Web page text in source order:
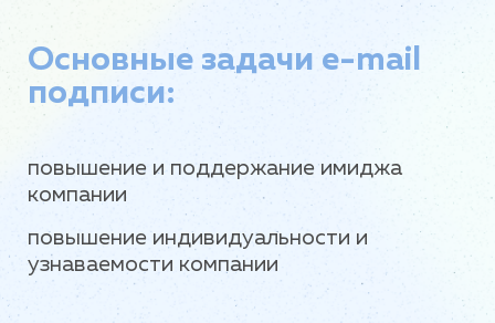
Основные задачи e-mail
подписи:
повышение и поддержание имиджа
компании
повышение индивидуальности и
узнаваемости компании